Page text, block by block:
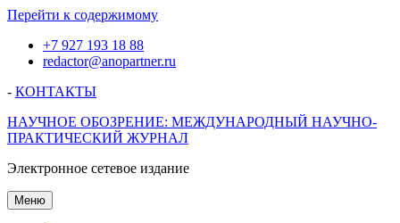
Перейти к содержимому
+7 927 193 18 88
redactor@anopartner.ru
- КОНТАКТЫ
НАУЧНОЕ ОБОЗРЕНИЕ: МЕЖДУНАРОДНЫЙ НАУЧНО-
ПРАКТИЧЕСКИЙ ЖУРНАЛ
Электронное сетевое издание
Меню